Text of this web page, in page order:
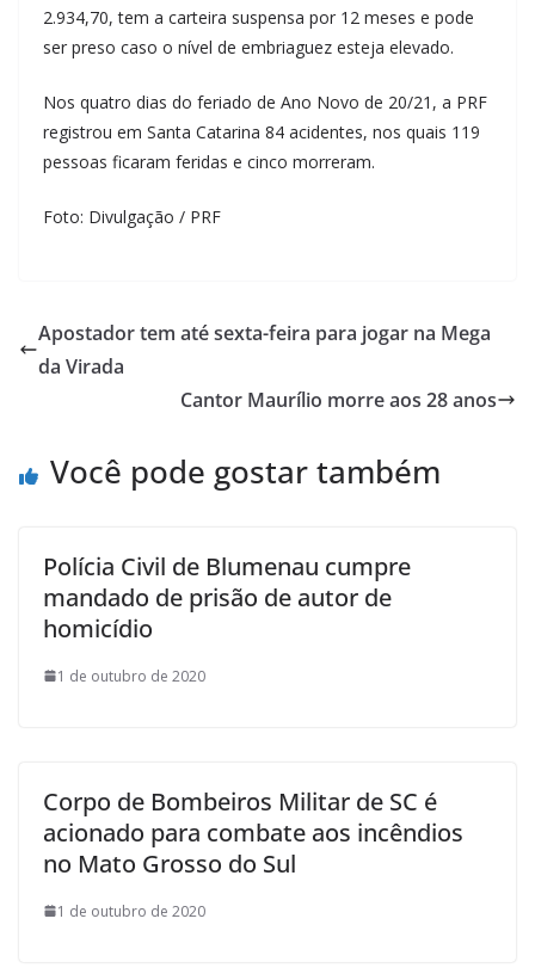
2.934,70, tem a carteira suspensa por 12 meses e pode
ser preso caso o nível de embriaguez esteja elevado.
Nos quatro dias do feriado de Ano Novo de 20/21, a PRF
registrou em Santa Catarina 84 acidentes, nos quais 119
pessoas ficaram feridas e cinco morreram.
Foto: Divulgação / PRF
Apostador tem até sexta-feira para jogar na Mega
da Virada
Cantor Maurílio morre aos 28 anos
Você pode gostar também
Polícia Civil de Blumenau cumpre
mandado de prisão de autor de
homicídio
1 de outubro de 2020
Corpo de Bombeiros Militar de SC é
acionado para combate aos incêndios
no Mato Grosso do Sul
1 de outubro de 2020